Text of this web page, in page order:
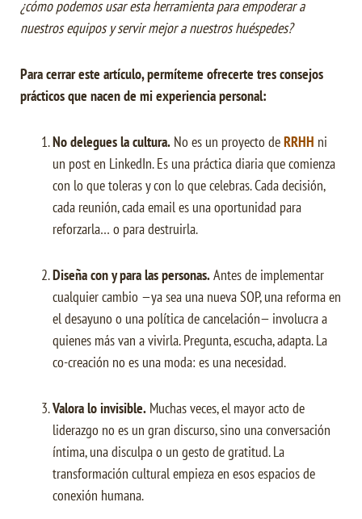
¿cómo podemos usar esta herramienta para empoderar a
nuestros equipos y servir mejor a nuestros huéspedes?
Para cerrar este artículo, permíteme ofrecerte tres consejos
prácticos que nacen de mi experiencia personal:
No delegues la cultura. No es un proyecto deRRHH ni
un post en LinkedIn. Es una práctica diaria que comienza
con lo que toleras y con lo que celebras. Cada decisión,
cada reunión, cada email es una oportunidad para
reforzarla… o para destruirla.
Diseña con y para las personas.Antes de implementar
cualquier cambio —ya sea una nueva SOP, una reforma en
el desayuno o una política de cancelación— involucra a
quienes más van a vivirla. Pregunta, escucha, adapta. La
co-creación no es una moda: es una necesidad.
Valora lo invisible. Muchas veces, el mayor acto de
liderazgo no es un gran discurso, sino una conversación
íntima, una disculpa o un gesto de gratitud. La
transformación cultural empieza en esos espacios de
conexión humana.